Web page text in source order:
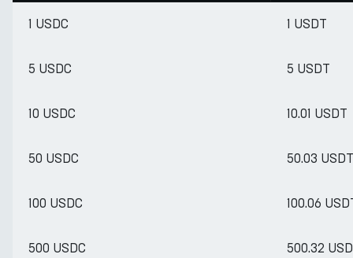
1 USDC 1 USDT
5 USDC 5 USDT
10 USDC 10.01 USDT
50 USDC 50.03 USDT
100 USDC 100.06
500 USDC 500.32